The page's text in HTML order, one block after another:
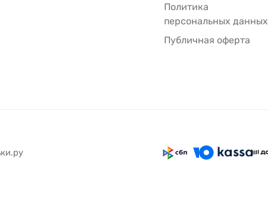
Политика
персональных данных
Публичная оферта